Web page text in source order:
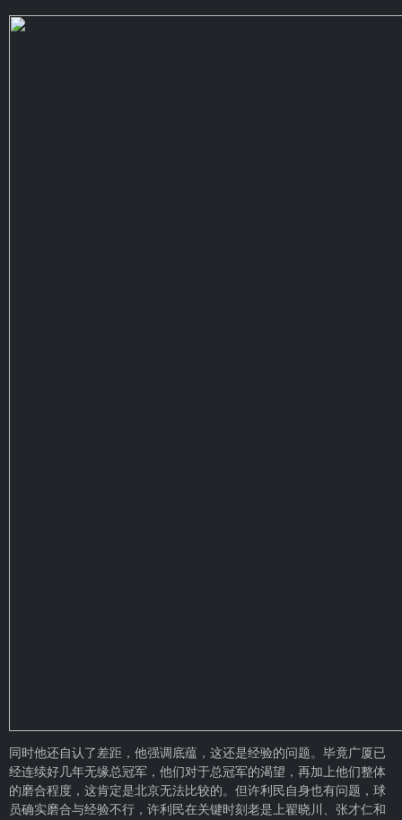
同时他还自认了差距，他强调底蕴，这还是经验的问题。毕竟广厦已
经连续好几年无缘总冠军，他们对于总冠军的渴望，再加上他们整体
的磨合程度，这肯定是北京无法比较的。但许利民自身也有问题，球
员确实磨合与经验不行，许利民在关键时刻老是上翟晓川、张才仁和